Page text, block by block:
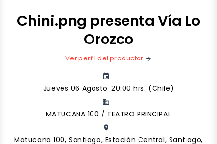
Chini.png presenta Vía Lo
Orozco
Ver perfil del productor arrow_forward
event
Jueves 06 Agosto, 20:00 hrs. (Chile)
business
MATUCANA 100 / TEATRO PRINCIPAL
place
Matucana 100, Santiago, Estación Central, Santiago,